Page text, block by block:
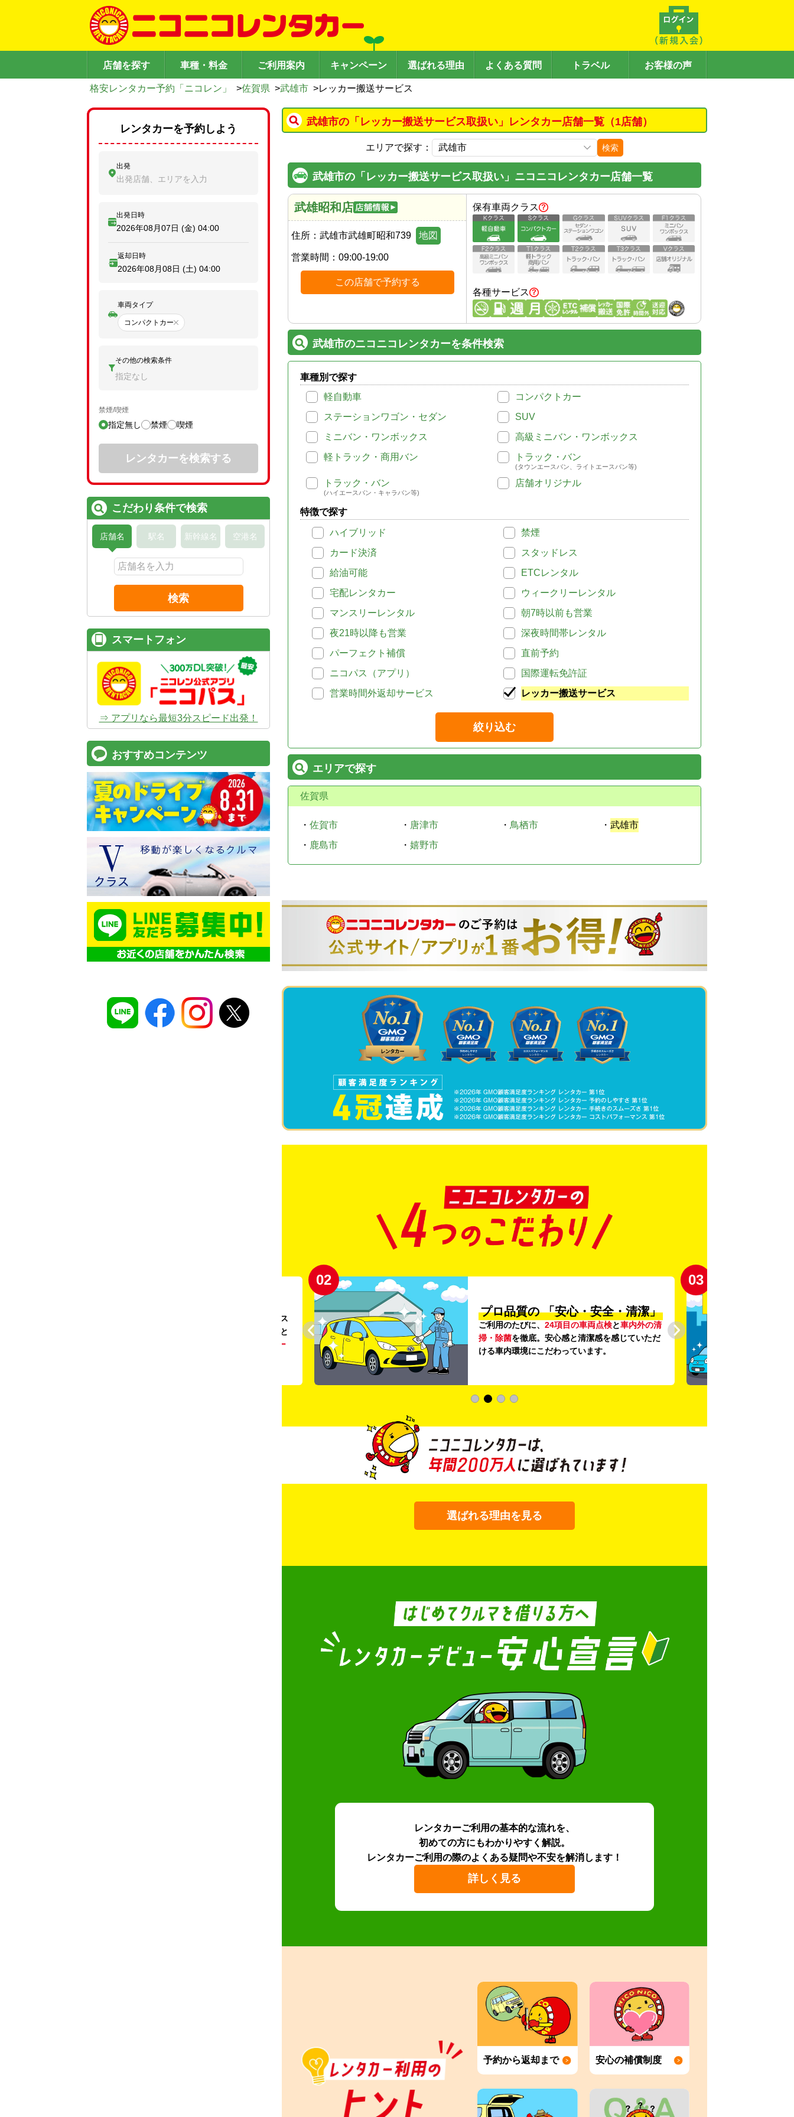
店舗を探す 車種・料金 ご利用案内 キャンペーン 選ばれる理由 よくある質問 トラベル お客様の声
格安レンタカー予約「ニコレン」 >佐賀県 >武雄市 >レッカー搬送サービス
武雄市の「レッカー搬送サービス取扱い」レンタカー店舗一覧（1店舗）
エリアで探す： 検索
武雄市の「レッカー搬送サービス取扱い」ニコニコレンタカー店舗一覧
武雄昭和店
住所： 武雄市武雄町昭和739 地図
営業時間： 09:00-19:00
この店舗で予約する
保有車両クラス
各種サービス
武雄市のニコニコレンタカーを条件検索
車種別で探す
軽自動車
コンパクトカー
ステーションワゴン・セダン
SUV
ミニバン・ワンボックス
高級ミニバン・ワンボックス
軽トラック・商用バン
トラック・バン
(タウンエースバン、ライトエースバン等)
トラック・バン
(ハイエースバン・キャラバン等)
店舗オリジナル
特徴で探す
ハイブリッド
禁煙
カード決済
スタッドレス
給油可能
ETCレンタル
宅配レンタカー
ウィークリーレンタル
マンスリーレンタル
朝7時以前も営業
夜21時以降も営業
深夜時間帯レンタル
パーフェクト補償
直前予約
ニコパス（アプリ）
国際運転免許証
営業時間外返却サービス
レッカー搬送サービス
絞り込む
エリアで探す
佐賀県
・ 佐賀市 ・ 唐津市 ・ 鳥栖市 ・ 武雄市
・ 鹿島市 ・ 嬉野市
。ガソリンス
タンドや整備工場の既存インフラを活用すること
リー
02
プロ品質の 「安心・安全・清潔」
ご利用のたびに、 24項目の車両点検と車内外の清
掃・除菌を徹底。安心感と清潔感を感じていただ
ける車内環境にこだわっています。
03
選ばれる理由を見る
レンタカーご利用の基本的な流れを、
初めての方にもわかりやすく解説。
レンタカーご利用の際のよくある疑問や不安を解消します！
詳しく見る
予約から返却まで 安心の補償制度
レンタカーを予約しよう
出発
出発店舗、エリアを入力
出発日時
2026年08月07日 (金) 04:00
返却日時
2026年08月08日 (土) 04:00
車両タイプ
コンパクトカー
その他の検索条件
指定なし
禁煙/喫煙
指定無し 禁煙 喫煙
レンタカーを検索する
こだわり条件で検索
店舗名 駅名 新幹線名 空港名
検索
スマートフォン
⇒ アプリなら最短3分スピード出発！
おすすめコンテンツ